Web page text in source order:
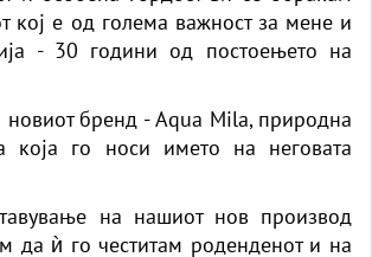
кој е од голема важност за мене и
- 30 години од постоењето на
новиот бренд - Aqua Mila, природна
која го носи името на неговата
на нашиот нов производ
да ѝ го честитам роденденот и на